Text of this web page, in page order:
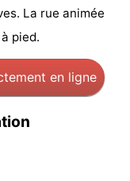
La rue animée
pied.
en ligne